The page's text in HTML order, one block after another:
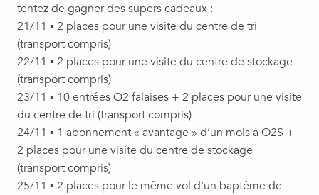
tentez de gagner des supers cadeaux :
21/11 ▪️ 2 places pour une visite du centre de tri
(transport compris)
22/11 ▪️ 2 places pour une visite du centre de stockage
(transport compris)
23/11 ▪️ 10 entrées O2 falaises + 2 places pour une visite
du centre de tri (transport compris)
24/11 ▪️ 1 abonnement « avantage » d’un mois à O2S +
2 places pour une visite du centre de stockage
(transport compris)
25/11 ▪️ 2 places pour le même vol d’un baptême de